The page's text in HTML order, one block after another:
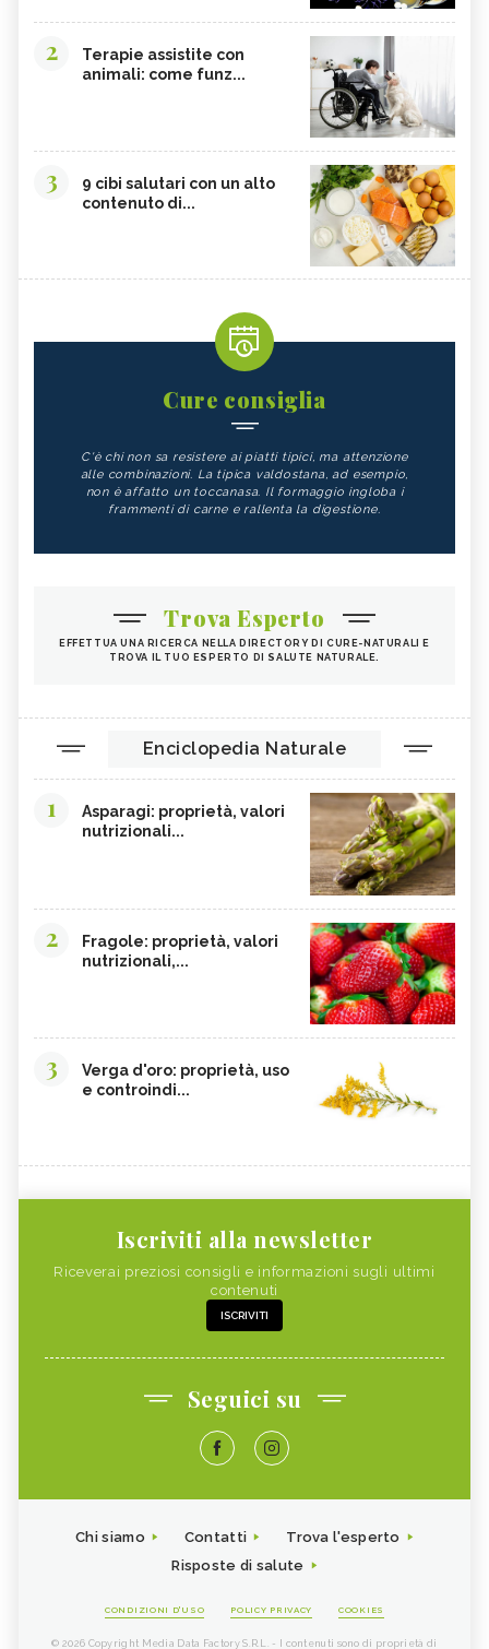
2
Terapie assistite con
animali: come funz...
3
9 cibi salutari con un alto
contenuto di...
Cure consiglia
C'è chi non sa resistere ai piatti tipici, ma attenzione
alle combinazioni. La tipica valdostana, ad esempio,
non è affatto un toccanasa. Il formaggio ingloba i
frammenti di carne e rallenta la digestione.
Trova Esperto
EFFETTUA UNA RICERCA NELLA DIRECTORY DI CURE-NATURALI E
TROVA IL TUO ESPERTO DI SALUTE NATURALE.
Enciclopedia Naturale
1
Asparagi: proprietà, valori
nutrizionali...
2
Fragole: proprietà, valori
nutrizionali,...
3
Verga d'oro: proprietà, uso
e controindi...
Iscriviti alla newsletter
Riceverai preziosi consigli e informazioni sugli ultimi
contenuti
ISCRIVITI
Seguici su
Chi siamo Contatti
Trova l'esperto
Risposte di salute
CONDIZIONI D'USO POLICY PRIVACY COOKIES
© 2026 Copyright Media Data Factory S.R.L. - I contenuti sono di proprietà di